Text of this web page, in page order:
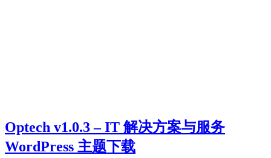
Optech v1.0.3 – IT 解决方案与服务
WordPress 主题下载